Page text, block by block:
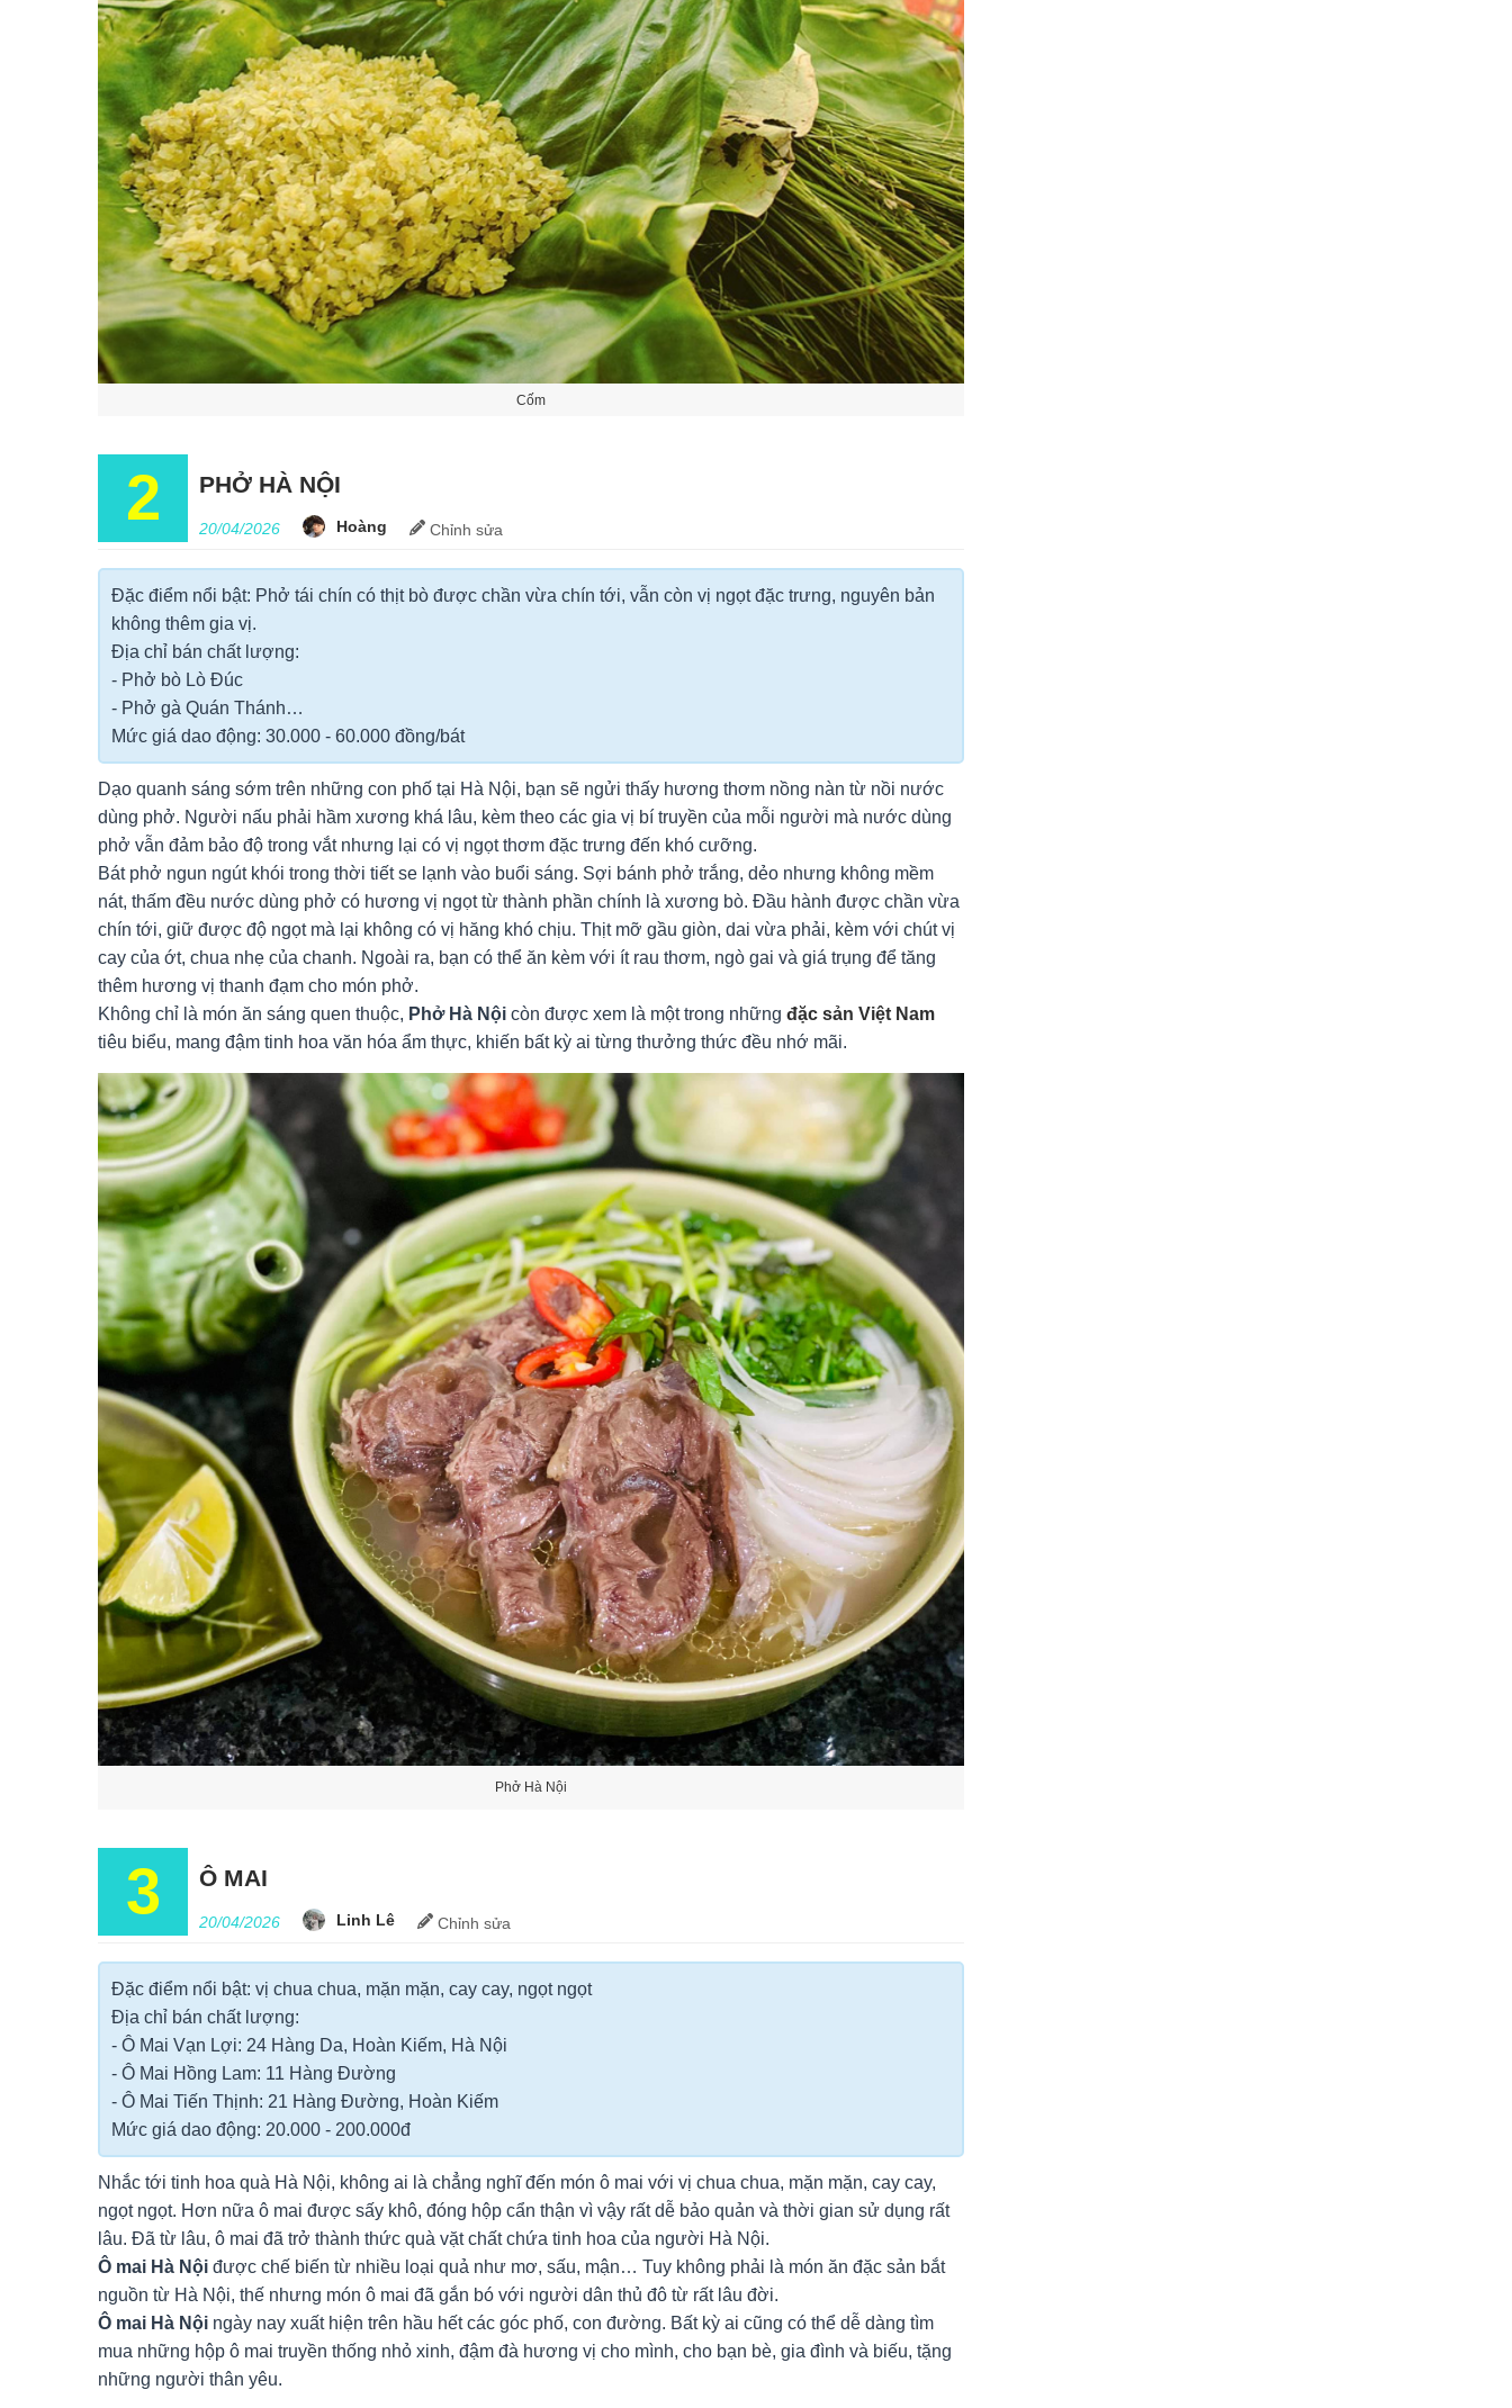
Cốm
2 PHỞ HÀ NỘI
20/04/2026 Hoàng Chỉnh sửa
Đặc điểm nổi bật: Phở tái chín có thịt bò được chần vừa chín tới, vẫn còn vị ngọt đặc trưng, nguyên bản
không thêm gia vị.
Địa chỉ bán chất lượng:
- Phở bò Lò Đúc
- Phở gà Quán Thánh…
Mức giá dao động: 30.000 - 60.000 đồng/bát
Dạo quanh sáng sớm trên những con phố tại Hà Nội, bạn sẽ ngửi thấy hương thơm nồng nàn từ nồi nước
dùng phở. Người nấu phải hầm xương khá lâu, kèm theo các gia vị bí truyền của mỗi người mà nước dùng
phở vẫn đảm bảo độ trong vắt nhưng lại có vị ngọt thơm đặc trưng đến khó cưỡng.
Bát phở ngun ngút khói trong thời tiết se lạnh vào buổi sáng. Sợi bánh phở trắng, dẻo nhưng không mềm
nát, thấm đều nước dùng phở có hương vị ngọt từ thành phần chính là xương bò. Đầu hành được chần vừa
chín tới, giữ được độ ngọt mà lại không có vị hăng khó chịu. Thịt mỡ gầu giòn, dai vừa phải, kèm với chút vị
cay của ớt, chua nhẹ của chanh. Ngoài ra, bạn có thể ăn kèm với ít rau thơm, ngò gai và giá trụng để tăng
thêm hương vị thanh đạm cho món phở.
Không chỉ là món ăn sáng quen thuộc, Phở Hà Nội còn được xem là một trong những đặc sản Việt Nam
tiêu biểu, mang đậm tinh hoa văn hóa ẩm thực, khiến bất kỳ ai từng thưởng thức đều nhớ mãi.
Phở Hà Nội
3 Ô MAI
20/04/2026 Linh Lê Chỉnh sửa
Đặc điểm nổi bật: vị chua chua, mặn mặn, cay cay, ngọt ngọt
Địa chỉ bán chất lượng:
- Ô Mai Vạn Lợi: 24 Hàng Da, Hoàn Kiếm, Hà Nội
- Ô Mai Hồng Lam: 11 Hàng Đường
- Ô Mai Tiến Thịnh: 21 Hàng Đường, Hoàn Kiếm
Mức giá dao động: 20.000 - 200.000đ
Nhắc tới tinh hoa quà Hà Nội, không ai là chẳng nghĩ đến món ô mai với vị chua chua, mặn mặn, cay cay,
ngọt ngọt. Hơn nữa ô mai được sấy khô, đóng hộp cẩn thận vì vậy rất dễ bảo quản và thời gian sử dụng rất
lâu. Đã từ lâu, ô mai đã trở thành thức quà vặt chất chứa tinh hoa của người Hà Nội.
Ô mai Hà Nội được chế biến từ nhiều loại quả như mơ, sấu, mận… Tuy không phải là món ăn đặc sản bắt
nguồn từ Hà Nội, thế nhưng món ô mai đã gắn bó với người dân thủ đô từ rất lâu đời.
Ô mai Hà Nội ngày nay xuất hiện trên hầu hết các góc phố, con đường. Bất kỳ ai cũng có thể dễ dàng tìm
mua những hộp ô mai truyền thống nhỏ xinh, đậm đà hương vị cho mình, cho bạn bè, gia đình và biếu, tặng
những người thân yêu.